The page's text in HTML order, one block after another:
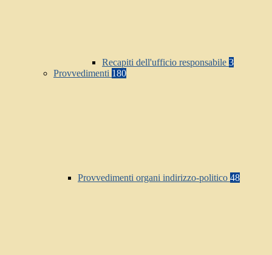
Recapiti dell'ufficio responsabile 3
Provvedimenti 180
Provvedimenti organi indirizzo-politico 48